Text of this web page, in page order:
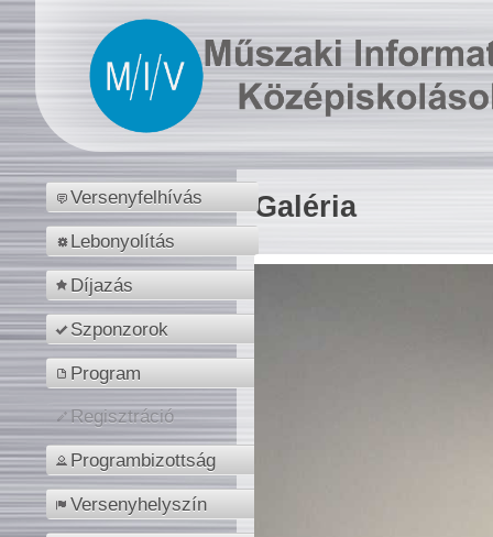
Versenyfelhívás
Lebonyolítás
Díjazás
Szponzorok
Program
Regisztráció
Programbizottság
Versenyhelyszín
Galéria